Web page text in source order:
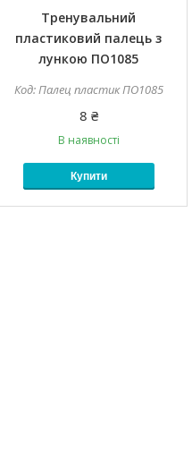
Тренувальний
пластиковий палець з
лункою ПО1085
Палец пластик ПО1085
8 ₴
В наявності
Купити